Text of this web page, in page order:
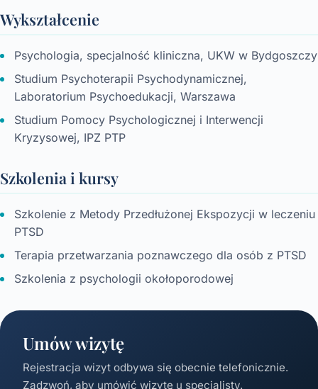
Wykształcenie
Psychologia, specjalność kliniczna, UKW w Bydgoszczy
Studium Psychoterapii Psychodynamicznej,
Laboratorium Psychoedukacji, Warszawa
Studium Pomocy Psychologicznej i Interwencji
Kryzysowej, IPZ PTP
Szkolenia i kursy
Szkolenie z Metody Przedłużonej Ekspozycji w leczeniu
PTSD
Terapia przetwarzania poznawczego dla osób z PTSD
Szkolenia z psychologii okołoporodowej
Umów wizytę
Rejestracja wizyt odbywa się obecnie telefonicznie.
Zadzwoń, aby umówić wizytę u specjalisty.